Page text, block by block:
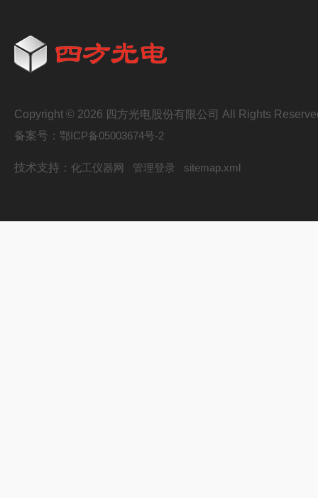
Copyright © 2026 四方光电股份有限公司 All Rights
备案号： 鄂ICP备05003674号-2
技术支持： 化工仪器网 管理登录 sitemap.xml